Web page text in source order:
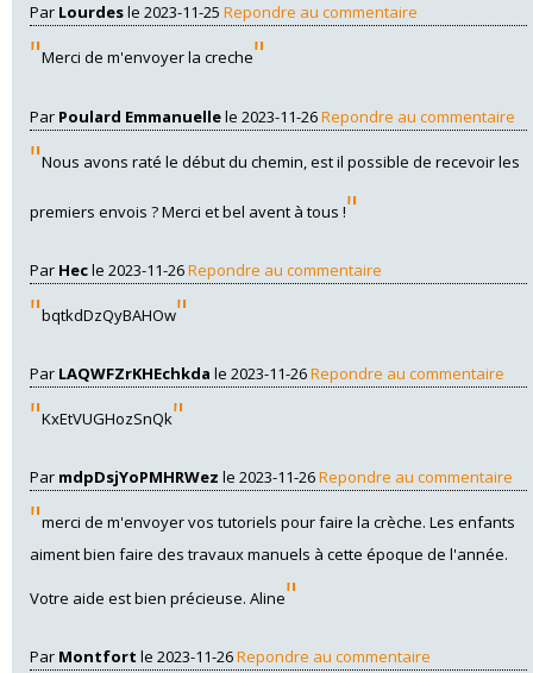
Par Lourdesle 2023-11-25 Repondre au commentaire
"Merci de m'envoyer la creche"
Par Poulard Emmanuellele 2023-11-26Repondre au commentaire
"Nous avons raté le début du chemin, est il possible de recevoir les
premiers envois ? Merci et bel avent à tous !"
Par Hecle 2023-11-26Repondre au commentaire
"bqtkdDzQyBAHOw"
Par LAQWFZrKHEchkda le 2023-11-26Repondre au commentaire
"KxEtVUGHozSnQk"
Par mdpDsjYoPMHRWez le 2023-11-26Repondre au commentaire
"merci de m'envoyer vos tutoriels pour faire la crèche. Les enfants
aiment bien faire des travaux manuels à cette époque de l'année.
Votre aide est bien précieuse. Aline"
Par Montfort le 2023-11-26Repondre au commentaire